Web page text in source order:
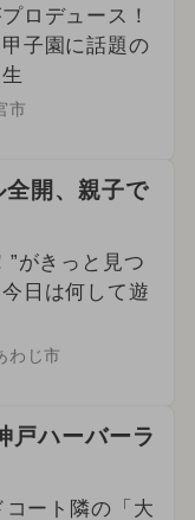
休み
ション
ロデュース！
子園に話題の
市
全開、親子で
”がきっと見つ
日は何して遊
わじ市
戸ハーバーラ
ート隣の「大